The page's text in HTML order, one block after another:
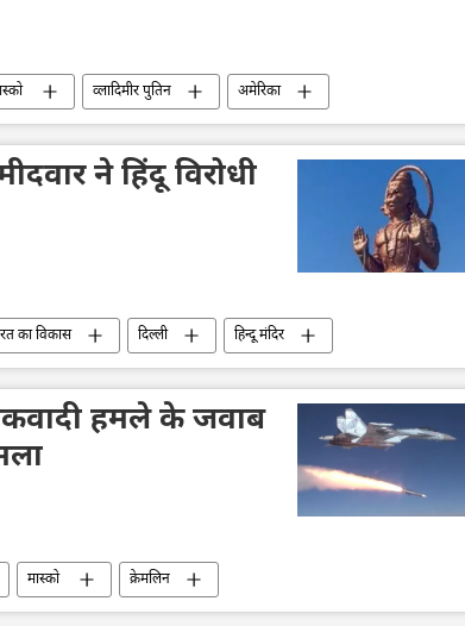
व्लादिमीर पुतिन
अमेरिका
क्रेमलिन क्रेमलिन के प्रवक्ता दिमित्री पेसकोव
ने हिंदू विरोधी
का विकास दिल्ली
हिन्दू मंदिर
वाशिंगटन वाशिंगटन डीसी
व्हाइट हाउस
हमले के जवाब
मास्को
क्रेमलिन
सशस्त्र बल
यूक्रेन का जवाबी हमला